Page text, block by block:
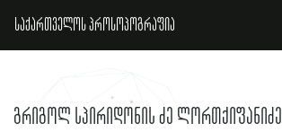
საქართველოს პროსოპოგრაფია
გრიგოლ სპირიდონის ძე ლორთქიფანიძე